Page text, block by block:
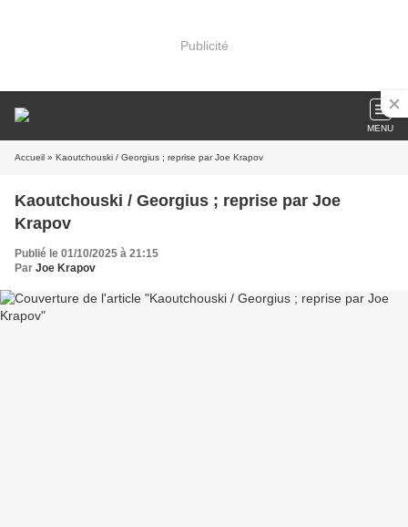
Publicité
MENU
Accueil » Kaoutchouski / Georgius ; reprise par Joe Krapov
Kaoutchouski / Georgius ; reprise par Joe
Krapov
Publié le 01/10/2025 à 21:15
Par Joe Krapov